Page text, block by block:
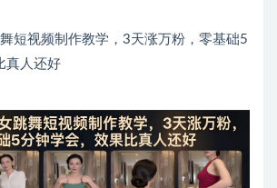
短视频制作教学，3天涨万粉，零基础5
真人还好